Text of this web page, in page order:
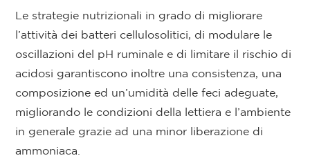
Le strategie nutrizionali in grado di migliorare
l’attività dei batteri cellulosolitici, di modulare le
oscillazioni del pH ruminale e di limitare il rischio di
acidosi garantiscono inoltre una consistenza, una
composizione ed un’umidità delle feci adeguate,
migliorando le condizioni della lettiera e l’ambiente
in generale grazie ad una minor liberazione di
ammoniaca.